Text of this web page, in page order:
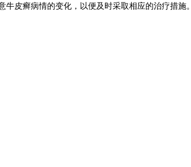
皮癣病情的变化，以便及时采取相应的治疗措施。